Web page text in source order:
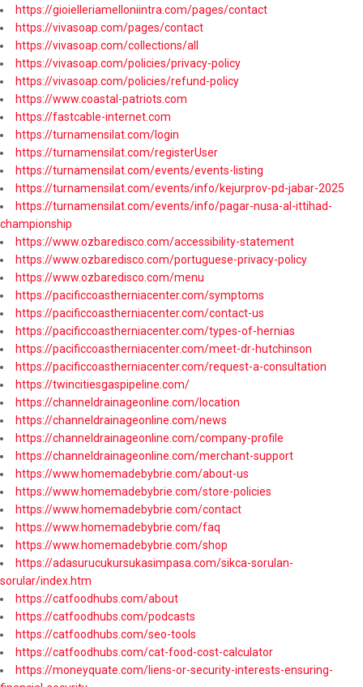
https://gioielleriamelloniintra.com/pages/contact
https://vivasoap.com/pages/contact
https://vivasoap.com/collections/all
https://vivasoap.com/policies/privacy-policy
https://vivasoap.com/policies/refund-policy
https://www.coastal-patriots.com
https://fastcable-internet.com
https://turnamensilat.com/login
https://turnamensilat.com/registerUser
https://turnamensilat.com/events/events-listing
https://turnamensilat.com/events/info/kejurprov-pd-jabar-2025
https://turnamensilat.com/events/info/pagar-nusa-al-ittihad-
championship
https://www.ozbaredisco.com/accessibility-statement
https://www.ozbaredisco.com/portuguese-privacy-policy
https://www.ozbaredisco.com/menu
https://pacificcoastherniacenter.com/symptoms
https://pacificcoastherniacenter.com/contact-us
https://pacificcoastherniacenter.com/types-of-hernias
https://pacificcoastherniacenter.com/meet-dr-hutchinson
https://pacificcoastherniacenter.com/request-a-consultation
https://twincitiesgaspipeline.com/
https://channeldrainageonline.com/location
https://channeldrainageonline.com/news
https://channeldrainageonline.com/company-profile
https://channeldrainageonline.com/merchant-support
https://www.homemadebybrie.com/about-us
https://www.homemadebybrie.com/store-policies
https://www.homemadebybrie.com/contact
https://www.homemadebybrie.com/faq
https://www.homemadebybrie.com/shop
https://adasurucukursukasimpasa.com/sikca-sorulan-
sorular/index.htm
https://catfoodhubs.com/about
https://catfoodhubs.com/podcasts
https://catfoodhubs.com/seo-tools
https://catfoodhubs.com/cat-food-cost-calculator
https://moneyquate.com/liens-or-security-interests-ensuring-